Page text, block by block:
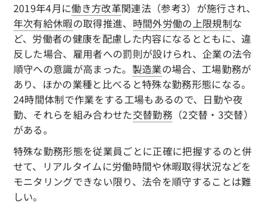
2019年4月に働き方改革関連法（参考3）が施行され、
年次有給休暇の取得推進、 時間外労働の上限規制な
ど、労働者の健康を配慮した内容になるとともに、違
反した場合、雇用者への罰則が設けられ、企業の法令
順守への意識が高まった。 製造業の場合、工場勤務が
あり、ほかの業種と比べると特殊な勤務形態になる。
24時間体制で作業をする工場もあるので、日勤や夜
勤、それらを組み合わせた交替勤務（2交替・3交替）
がある。
特殊な勤務形態を従業員ごとに正確に把握するのと併
せて、リアルタイムに労働時間や休暇取得状況などを
モニタリングできない限り、法令を順守することは難
しい。